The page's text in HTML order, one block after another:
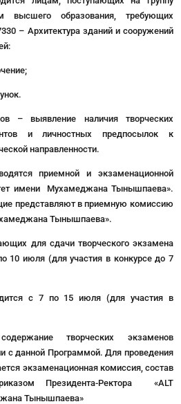
высшего образования, требующих
– Архитектура зданий и сооружений
– выявление наличия творческих
и личностных предпосылок к
направленности.
приемной и экзаменационной
имени Мухамеджана Тынышпаева».
представляют в приемную комиссию
Тынышпаева».
для сдачи творческого экзамена
10 июля (для участия в конкурсе до 7
с 7 по 15 июля (для участия в
творческих экзаменов
с данной Программой. Для проведения
экзаменационная комиссия, состав
Президента-Ректора «ALT
Тынышпаева»